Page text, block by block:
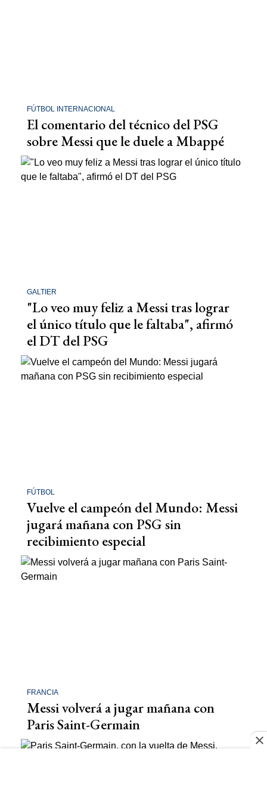
FÚTBOL INTERNACIONAL
El comentario del técnico del PSG
sobre Messi que le duele a Mbappé
GALTIER
"Lo veo muy feliz a Messi tras lograr
el único título que le faltaba", afirmó
el DT del PSG
FÚTBOL
Vuelve el campeón del Mundo: Messi
jugará mañana con PSG sin
recibimiento especial
FRANCIA
Messi volverá a jugar mañana con
Paris Saint-Germain